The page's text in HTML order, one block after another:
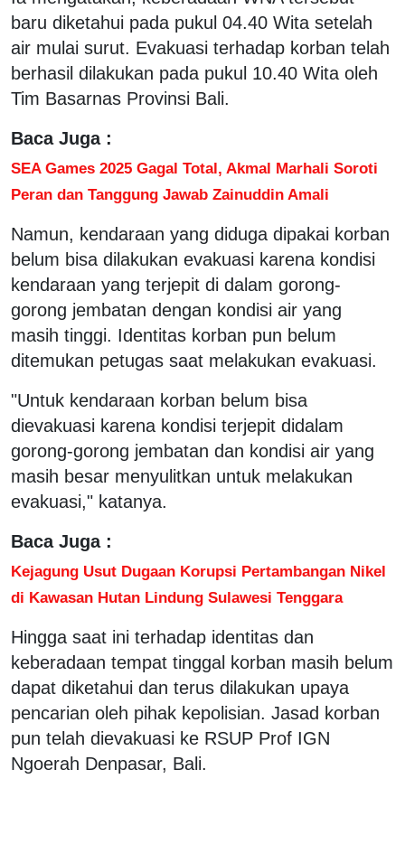
baru diketahui pada pukul 04.40 Wita setelah
air mulai surut. Evakuasi terhadap korban telah
berhasil dilakukan pada pukul 10.40 Wita oleh
Tim Basarnas Provinsi Bali.
Baca Juga :
SEA Games 2025 Gagal Total, Akmal Marhali Soroti
Peran dan Tanggung Jawab Zainuddin Amali
Namun, kendaraan yang diduga dipakai korban
belum bisa dilakukan evakuasi karena kondisi
kendaraan yang terjepit di dalam gorong-
gorong jembatan dengan kondisi air yang
masih tinggi. Identitas korban pun belum
ditemukan petugas saat melakukan evakuasi.
"Untuk kendaraan korban belum bisa
dievakuasi karena kondisi terjepit didalam
gorong-gorong jembatan dan kondisi air yang
masih besar menyulitkan untuk melakukan
evakuasi," katanya.
Baca Juga :
Kejagung Usut Dugaan Korupsi Pertambangan Nikel
di Kawasan Hutan Lindung Sulawesi Tenggara
Hingga saat ini terhadap identitas dan
keberadaan tempat tinggal korban masih belum
dapat diketahui dan terus dilakukan upaya
pencarian oleh pihak kepolisian. Jasad korban
pun telah dievakuasi ke RSUP Prof IGN
Ngoerah Denpasar, Bali.